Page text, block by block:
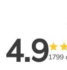
4.91799